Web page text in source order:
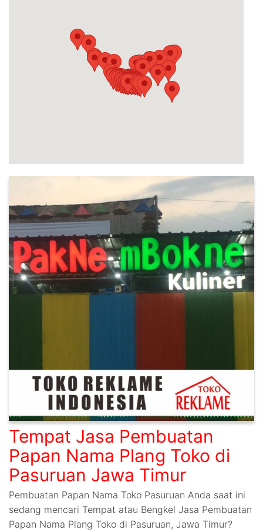
Tempat Jasa Pembuatan
Papan Nama Plang Toko di
Pasuruan Jawa Timur
Pembuatan Papan Nama Toko Pasuruan Anda saat ini
sedang mencari Tempat atau Bengkel Jasa Pembuatan
Papan Nama Plang Toko di Pasuruan, Jawa Timur?